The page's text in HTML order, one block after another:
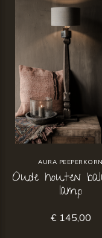
AURA PEEPERKORN
Oude houten
lamp
€ 145,00